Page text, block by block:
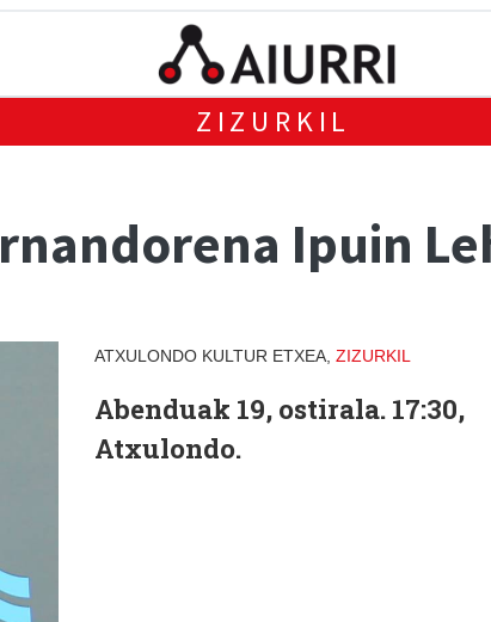
ZIZURKIL
Ipuin
ATXULONDO KULTUR ETXEA, ZIZURKIL
Abenduak 19, ostirala. 17:30,
Atxulondo.